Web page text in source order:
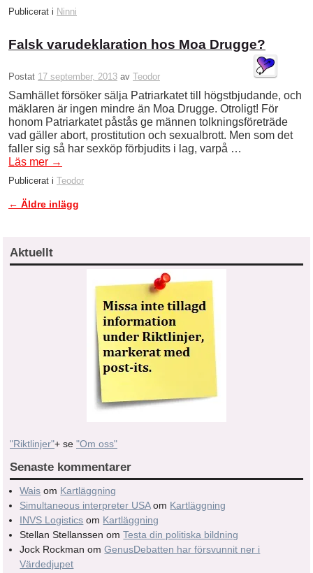
Publicerat i Ninni
Falsk varudeklaration hos Moa Drugge?
Postat 17 september, 2013 av Teodor
Samhället försöker sälja Patriarkatet till högstbjudande, och
mäklaren är ingen mindre än Moa Drugge. Otroligt! För
honom Patriarkatet påstås ge männen tolkningsföreträde
vad gäller abort, prostitution och sexualbrott. Men som det
faller sig så har sexköp förbjudits i lag, varpå …
Läs mer →
Publicerat i Teodor
Inläggsnavigering
← Äldre inlägg
Aktuellt
"Riktlinjer"+ se "Om oss"
Senaste kommentarer
Wais om Kartläggning
Simultaneous interpreter USAom Kartläggning
INVS Logistics om Kartläggning
Stellan Stellanssen omTesta din politiska bildning
Jock Rockman omGenusDebatten har försvunnit ner i
Värdedjupet